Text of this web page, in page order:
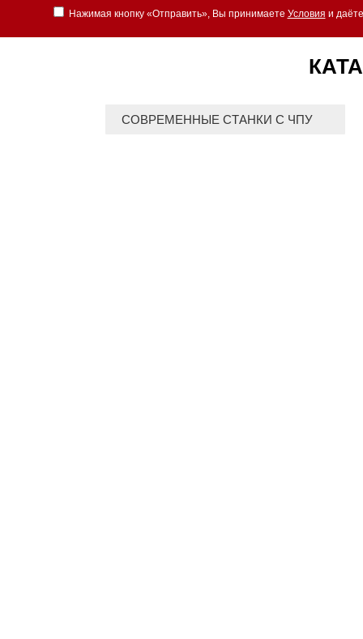
Нажимая кнопку «Отправить», Вы принимаете Условия и
СОВРЕМЕННЫЕ СТАНКИ С ЧПУ